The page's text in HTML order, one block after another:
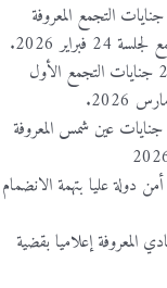
24 متهم في القضية رقم 15071 لسنة 2024 جنايات التجمع المعروفة
2026.
10 متهمين في القضية رقم 22768 لسنة 2024 جنايات التجمع الأول
6 متهمين في القضية رقم 24781 لسنة 2025 جنايات عين شمس المعروفة
متهم واحد في القضية رقم 6672 لسنة 2024 أمن دولة عليا بتهمة الانضمام
القضية رقم 785 لسنة 2025 المعادي المعروفة إعلاميا بقضية